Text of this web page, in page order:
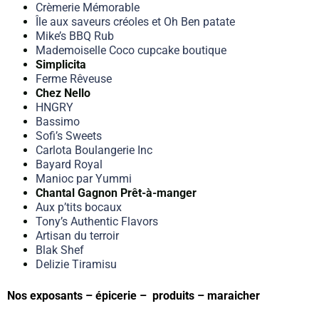
Crèmerie Mémorable
Île aux saveurs créoles et Oh Ben patate
Mike’s BBQ Rub
Mademoiselle Coco cupcake boutique
Simplicita
Ferme Rêveuse
Chez Nello
HNGRY
Bassimo
Sofi’s Sweets
Carlota Boulangerie Inc
Bayard Royal
Manioc par Yummi
Chantal Gagnon Prêt-à-manger
Aux p’tits bocaux
Tony’s Authentic Flavors
Artisan du terroir
Blak Shef
Delizie Tiramisu
Nos exposants – épicerie – produits – maraicher